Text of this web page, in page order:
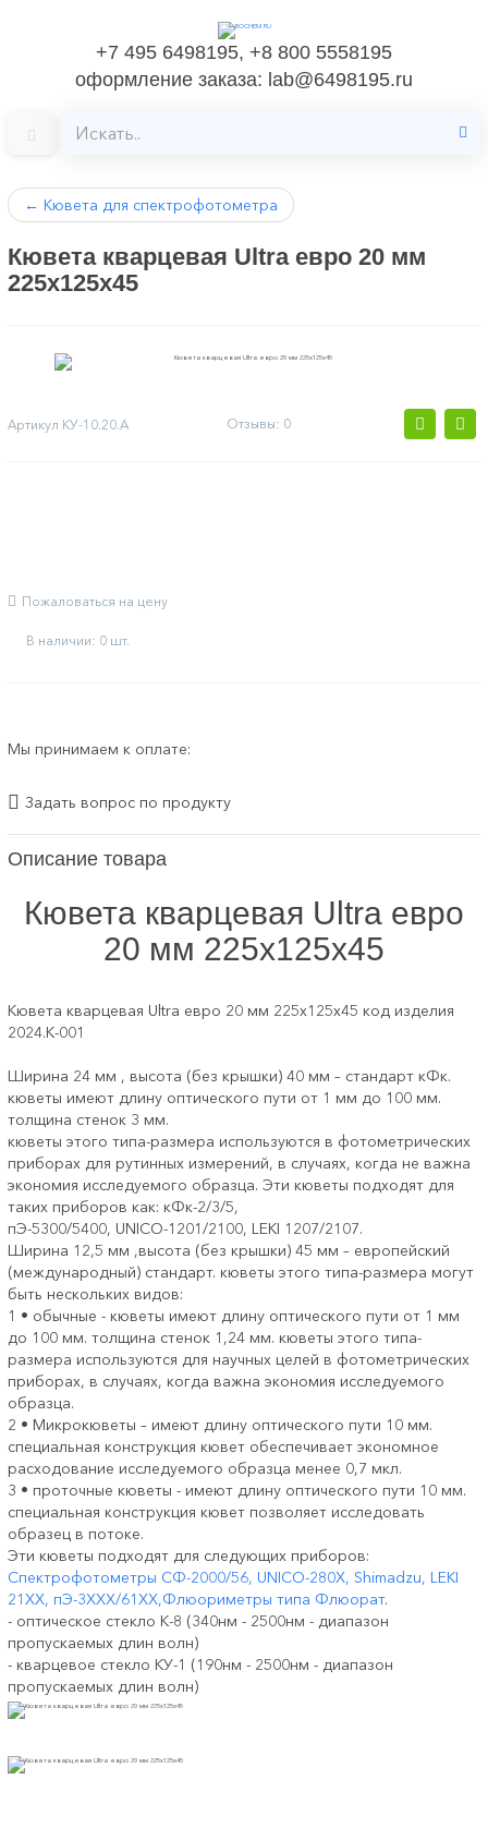
+7 495 6498195, +8 800 5558195
оформление заказа: lab@6498195.ru
← Кювета для спектрофотометра
Кювета кварцевая Ultra евро 20 мм
225х125х45
Артикул КУ-10.20.А Отзывы: 0
Пожаловаться на цену
В наличии: 0 шт.
Мы принимаем к оплате:
Задать вопрос по продукту
Описание товара
Кювета кварцевая Ultra евро
20 мм 225х125х45
Кювета кварцевая Ultra евро 20 мм 225х125х45 код изделия
2024.К-001
Ширина 24 мм , высота (без крышки) 40 мм – стандарт кФк.
кюветы имеют длину оптического пути от 1 мм до 100 мм.
толщина стенок 3 мм.
кюветы этого типа-размера используются в фотометрических
приборах для рутинных измерений, в случаях, когда не важна
экономия исследуемого образца. Эти кюветы подходят для
таких приборов как: кФк-2/3/5,
пЭ-5300/5400, UNICO-1201/2100, LEKI 1207/2107.
Ширина 12,5 мм ,высота (без крышки) 45 мм – европейский
(международный) стандарт. кюветы этого типа-размера могут
быть нескольких видов:
1 • обычные - кюветы имеют длину оптического пути от 1 мм
до 100 мм. толщина стенок 1,24 мм. кюветы этого типа-
размера используются для научных целей в фотометрических
приборах, в случаях, когда важна экономия исследуемого
образца.
2 • Микрокюветы – имеют длину оптического пути 10 мм.
специальная конструкция кювет обеспечивает экономное
расходование исследуемого образца менее 0,7 мкл.
3 • проточные кюветы - имеют длину оптического пути 10 мм.
специальная конструкция кювет позволяет исследовать
образец в потоке.
Эти кюветы подходят для следующих приборов:
Спектрофотометры СФ-2000/56, UNICO-280Х, Shimadzu, LEKI
21XX, пЭ-3ХХХ/61ХХ,Флюориметры типа Флюорат.
- оптическое стекло К-8 (340нм - 2500нм - диапазон
пропускаемых длин волн)
- кварцевое стекло КУ-1 (190нм - 2500нм - диапазон
пропускаемых длин волн)